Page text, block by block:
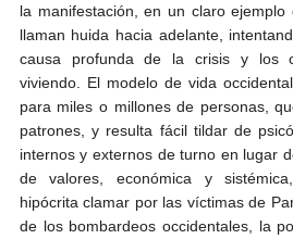
la manifestación, en un claro
llaman huida hacia adelante,
causa profunda de la crisis y los
viviendo. El modelo de vida
para miles o millones de personas,
patrones, y resulta fácil tildar de
internos y externos de turno en lugar
de valores, económica y
hipócrita clamar por las víctimas de
de los bombardeos occidentales, la